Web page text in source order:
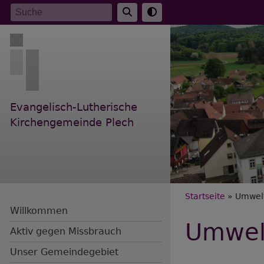
Direkt
zum
Inhalt
Evangelisch-Lutherische
Kirchengemeinde Plech
Willkommen
Aktiv gegen Missbrauch
Unser Gemeindegebiet
Startseite